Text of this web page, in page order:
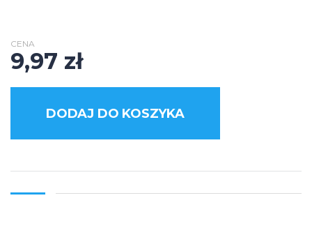
CENA
9,97 zł
DODAJ DO KOSZYKA